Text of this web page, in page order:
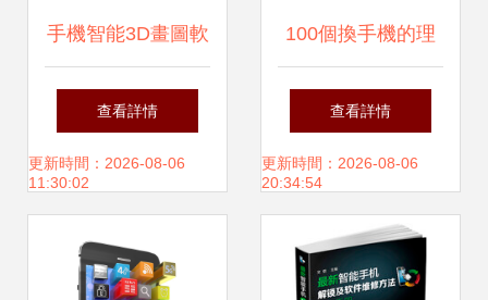
手機智能3D畫圖軟
件 讓創意在指尖流
轉
查看詳情
更新時間：2026-08-06
11:30:02
100個換手機的理
由 AI智能軟件的進
化告訴你，是時候
升級了
查看詳情
更新時間：2026-08-06
20:34:54